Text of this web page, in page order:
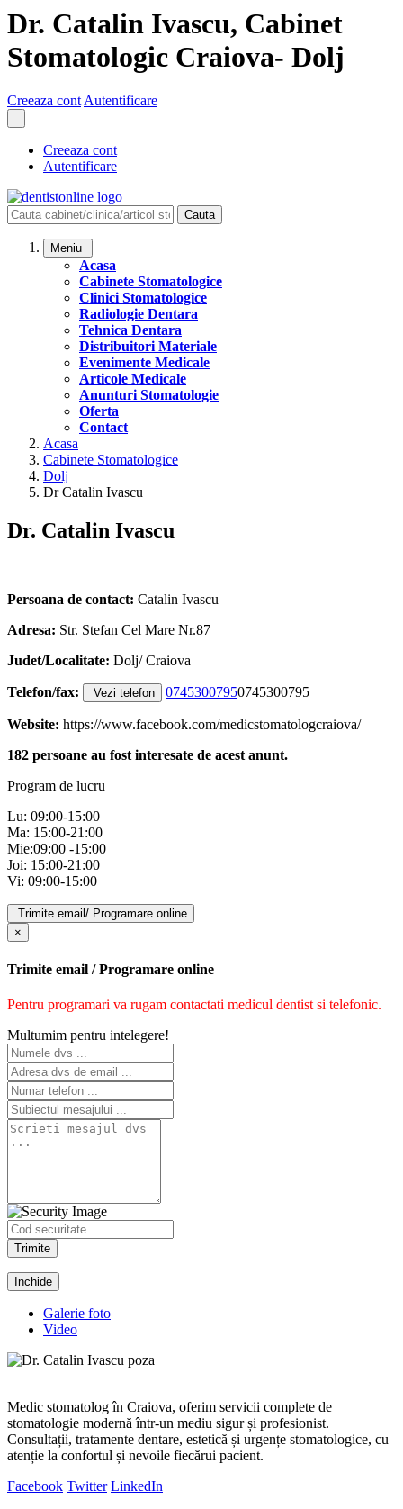
Dr. Catalin Ivascu, Cabinet
Stomatologic Craiova- Dolj
Creeaza contAutentificare
Creeaza cont
Autentificare
Cauta
Meniu
Acasa
Cabinete Stomatologice
Clinici Stomatologice
Radiologie Dentara
Tehnica Dentara
Distribuitori Materiale
Evenimente Medicale
Articole Medicale
Anunturi Stomatologie
Oferta
Contact
Acasa
Cabinete Stomatologice
Dolj
Dr Catalin Ivascu
Dr. Catalin Ivascu
Persoana de contact: Catalin Ivascu
Adresa: Str. Stefan Cel Mare Nr.87
Judet/Localitate: Dolj/ Craiova
Telefon/fax: Vezi telefon 07453007950745300795
Website: https://www.facebook.com/medicstomatologcraiova/
182 persoane au fost interesate de acest anunt.
Program de lucru
Lu: 09:00-15:00
Ma: 15:00-21:00
Mie:09:00 -15:00
Joi: 15:00-21:00
Vi: 09:00-15:00
Trimite email/ Programare online
×
Trimite email / Programare online
Pentru programari va rugam contactati medicul dentist si telefonic.
Multumim pentru intelegere!
Trimite
Inchide
Galerie foto
Video
Medic stomatolog în Craiova, oferim servicii complete de
stomatologie modernă într-un mediu sigur și profesionist.
Consultații, tratamente dentare, estetică și urgențe stomatologice, cu
atenție la confortul și nevoile fiecărui pacient.
Facebook Twitter LinkedIn